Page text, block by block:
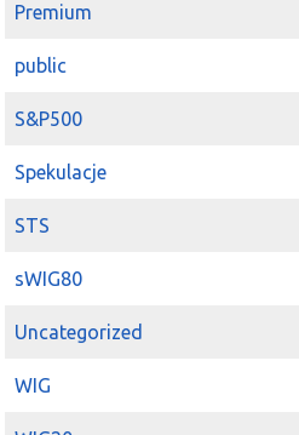
Premium
public
S&P500
Spekulacje
STS
sWIG80
Uncategorized
WIG